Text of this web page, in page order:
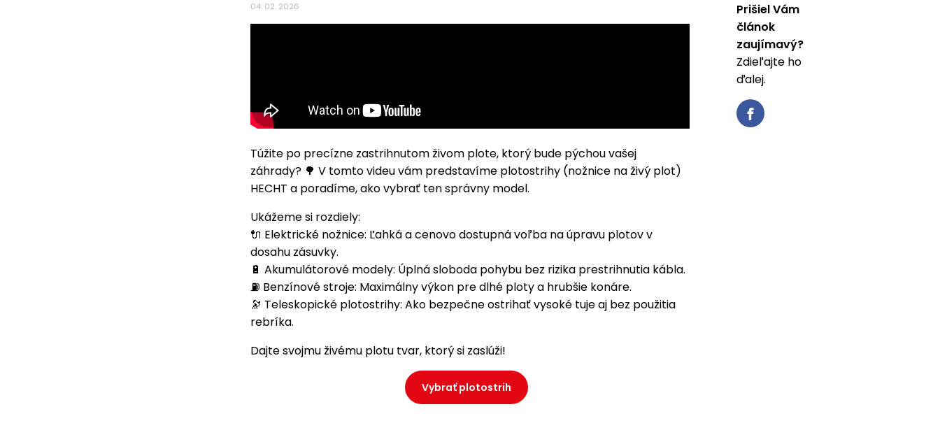
04. 02. 2026
Túžite po precízne zastrihnutom živom plote, ktorý bude pýchou vašej
záhrady? 🌳 V tomto videu vám predstavíme plotostrihy (nožnice na živý plot)
HECHT a poradíme, ako vybrať ten správny model.
Ukážeme si rozdiely:
🔌 Elektrické nožnice: Ľahká a cenovo dostupná voľba na úpravu plotov v
dosahu zásuvky.
🔋 Akumulátorové modely: Úplná sloboda pohybu bez rizika prestrihnutia kábla.
⛽ Benzínové stroje: Maximálny výkon pre dlhé ploty a hrubšie konáre.
🔭 Teleskopické plotostrihy: Ako bezpečne ostrihať vysoké tuje aj bez použitia
rebríka.
Dajte svojmu živému plotu tvar, ktorý si zaslúži!
Vybrať plotostrih
Prišiel Vám
článok
zaujímavý?
Zdieľajte ho
ďalej.